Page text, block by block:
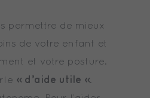
permettre de mieux
de votre enfant et
et votre posture.
« d’aide utile ».